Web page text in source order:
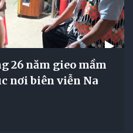
26 năm gieo mầm
nơi biên viễn Na